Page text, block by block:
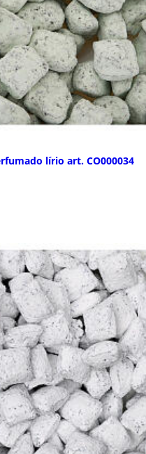
lírio art. CO000034